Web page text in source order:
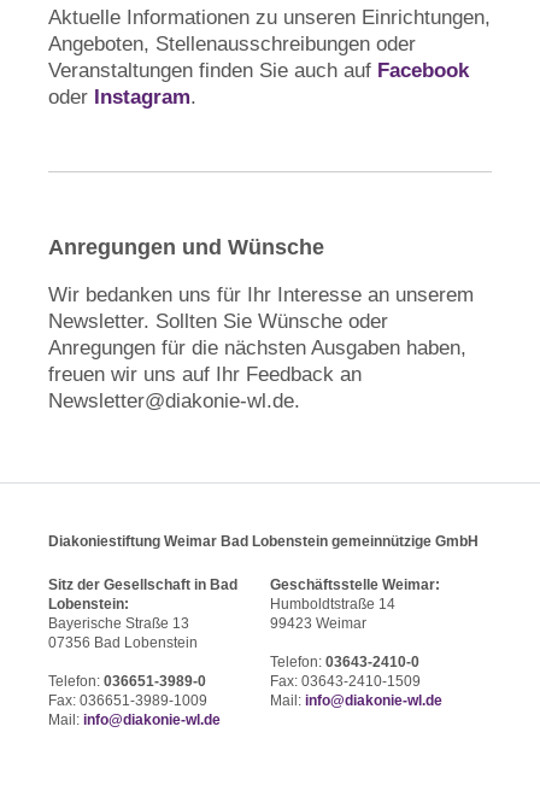
Aktuelle Informationen zu unseren Einrichtungen,
Angeboten, Stellenausschreibungen oder
Veranstaltungen finden Sie auch auf Facebook
oder Instagram.
Anregungen und Wünsche
Wir bedanken uns für Ihr Interesse an unserem
Newsletter. Sollten Sie Wünsche oder
Anregungen für die nächsten Ausgaben haben,
freuen wir uns auf Ihr Feedback an
Newsletter@diakonie-wl.de.
Diakoniestiftung Weimar Bad Lobenstein gemeinnützige GmbH
Sitz der Gesellschaft in Bad
Lobenstein:
Bayerische Straße 13
07356 Bad Lobenstein
Telefon: 036651-3989-0
Fax: 036651-3989-1009
Mail: info@diakonie-wl.de
Geschäftsstelle Weimar:
Humboldtstraße 14
99423 Weimar
Telefon: 03643-2410-0
Fax: 03643-2410-1509
Mail: info@diakonie-wl.de